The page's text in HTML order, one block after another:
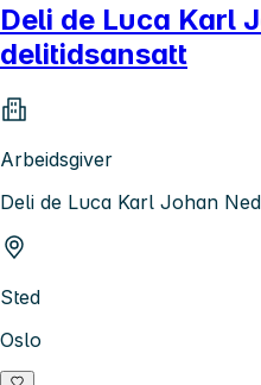
Deli de Luca Karl
delitidsansatt
Arbeidsgiver
Deli de Luca Karl Johan
Sted
Oslo